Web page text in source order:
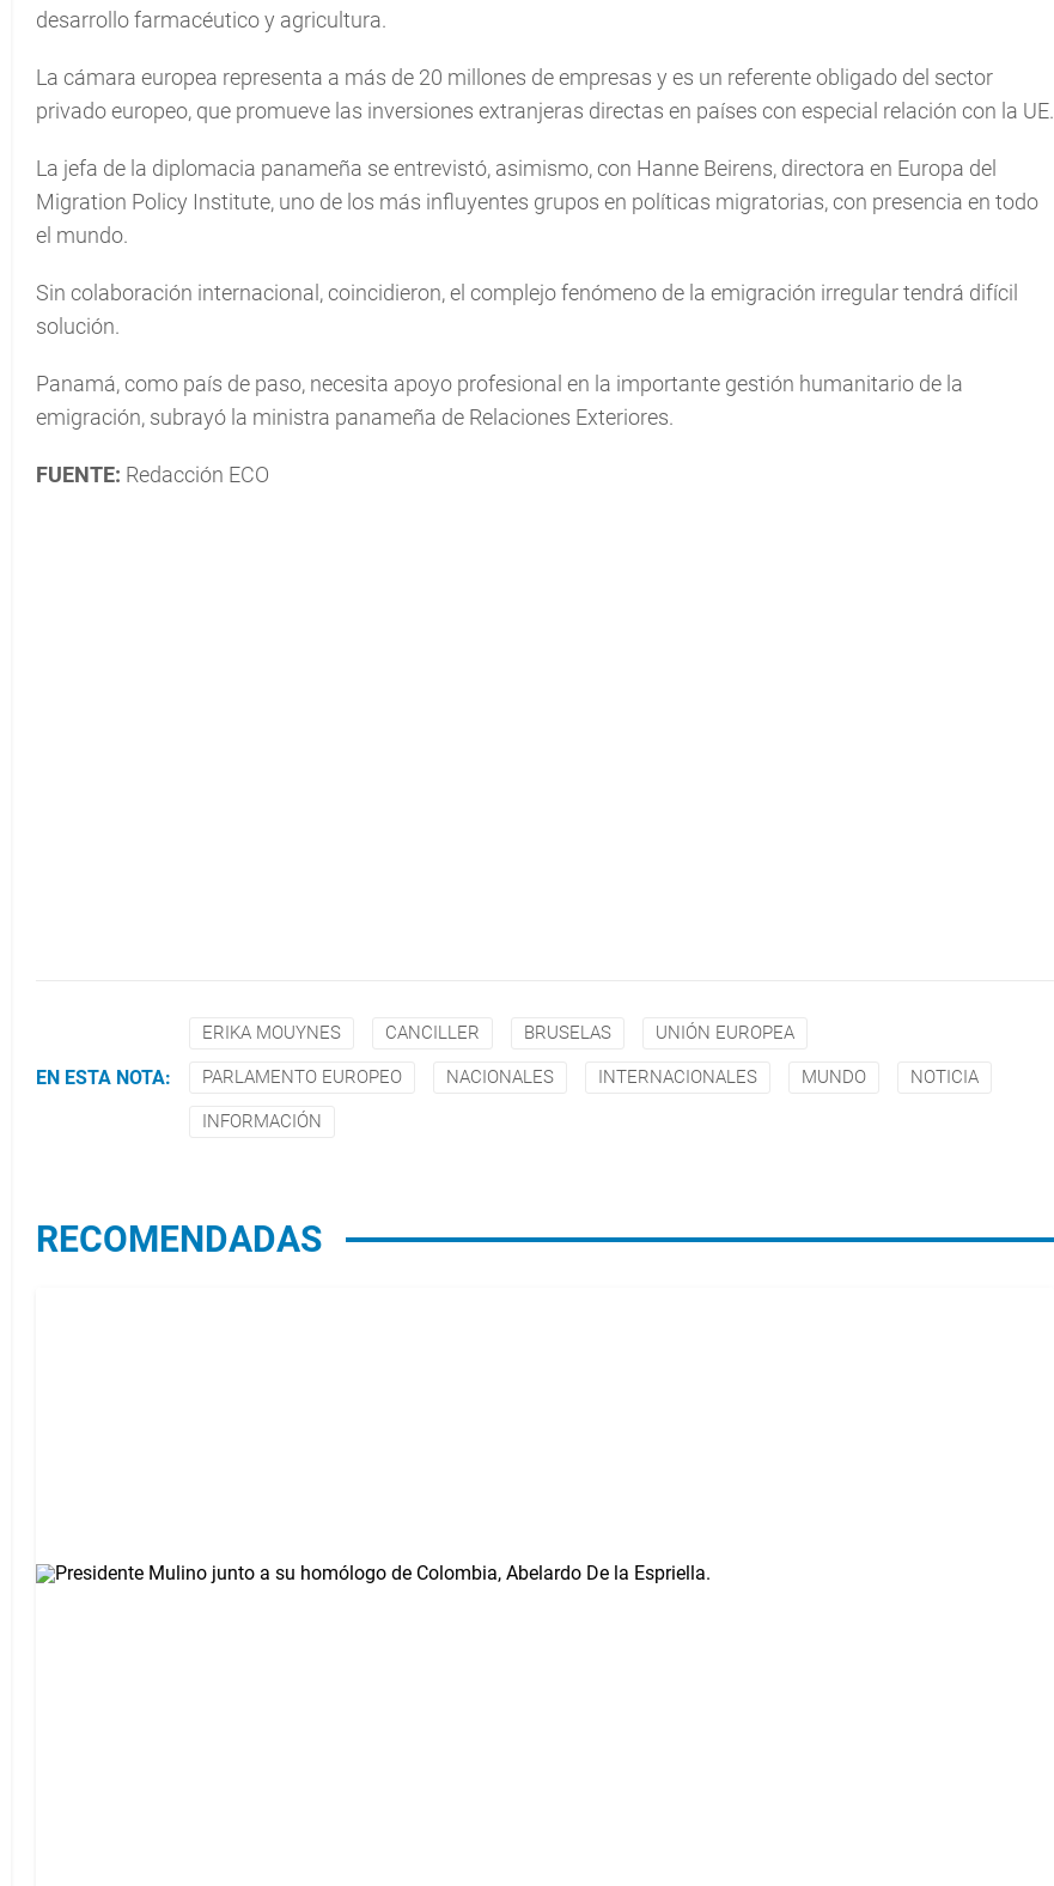
desarrollo farmacéutico y agricultura.
La cámara europea representa a más de 20 millones de empresas y es un referente obligado del sector
privado europeo, que promueve las inversiones extranjeras directas en países con especial relación con la UE.
La jefa de la diplomacia panameña se entrevistó, asimismo, con Hanne Beirens, directora en Europa del
Migration Policy Institute, uno de los más influyentes grupos en políticas migratorias, con presencia en todo
el mundo.
Sin colaboración internacional, coincidieron, el complejo fenómeno de la emigración irregular tendrá difícil
solución.
Panamá, como país de paso, necesita apoyo profesional en la importante gestión humanitario de la
emigración, subrayó la ministra panameña de Relaciones Exteriores.
FUENTE: Redacción ECO
EN ESTA NOTA:
ERIKA MOUYNES CANCILLER BRUSELAS UNIÓN EUROPEA
PARLAMENTO EUROPEO NACIONALES INTERNACIONALES MUNDO NOTICIA
INFORMACIÓN
RECOMENDADAS